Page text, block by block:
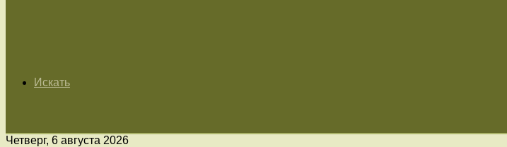
Искать
Четверг, 6 августа 2026